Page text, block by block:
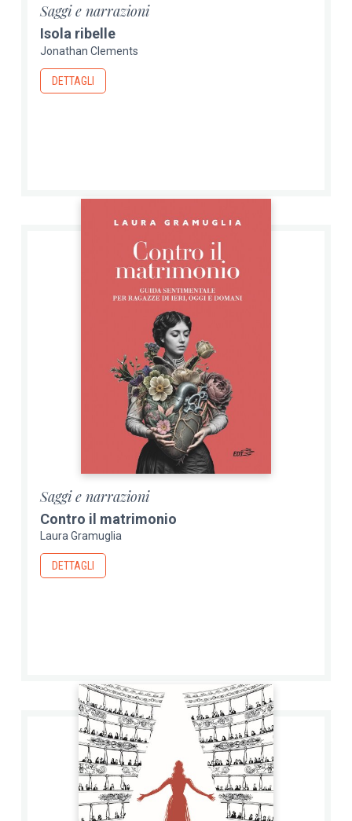
Saggi e narrazioni
Isola ribelle
Jonathan Clements
DETTAGLI
Saggi e narrazioni
Contro il matrimonio
Laura Gramuglia
DETTAGLI